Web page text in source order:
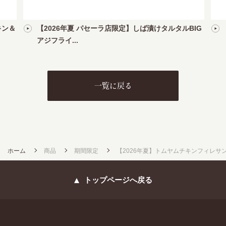
＆
【2026年夏 パセーラ店限定】しば漬けタルタルBIG
アジフライ...
一覧に戻る
ホーム 商品 期間限定 【2026年夏】トムヤムチキンフィレサ
トップページへ戻る